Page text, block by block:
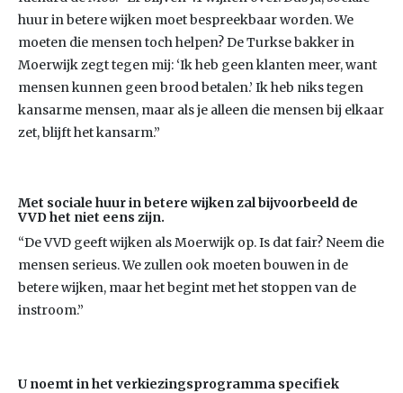
huur in betere wijken moet bespreekbaar worden. We
moeten die mensen toch helpen? De Turkse bakker in
Moerwijk zegt tegen mij: ‘Ik heb geen klanten meer, want
mensen kunnen geen brood betalen.’ Ik heb niks tegen
kansarme mensen, maar als je alleen die mensen bij elkaar
zet, blijft het kansarm.”
Met sociale huur in betere wijken zal bijvoorbeeld de
VVD het niet eens zijn.
“De VVD geeft wijken als Moerwijk op. Is dat fair? Neem die
mensen serieus. We zullen ook moeten bouwen in de
betere wijken, maar het begint met het stoppen van de
instroom.”
U noemt in het verkiezingsprogramma specifiek